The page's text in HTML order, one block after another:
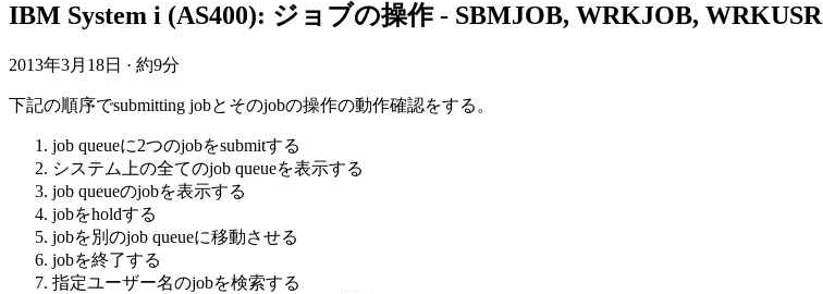
IBM System i (AS400): ジョブの操作 - SBMJOB, WRKJOB,
2013年3月18日 · 約9分
下記の順序でsubmitting jobとそのjobの操作の動作確認をする。
job queueに2つのjobをsubmitする
システム上の全てのjob queueを表示する
job queueのjobを表示する
jobをholdする
jobを別のjob queueに移動させる
jobを終了する
指定ユーザー名のjobを検索する